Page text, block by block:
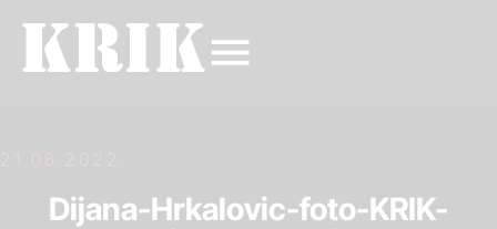
21.06.2022.
Dijana-Hrkalovic-foto-KRIK-